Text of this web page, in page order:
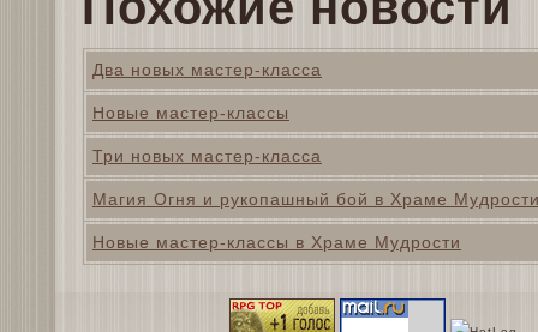
Два новых мастер-класса
Новые мастер-классы
Три новых мастер-класса
Магия Огня и рукопашный бой в Храме
Новые мастер-классы в Храме Мудрости